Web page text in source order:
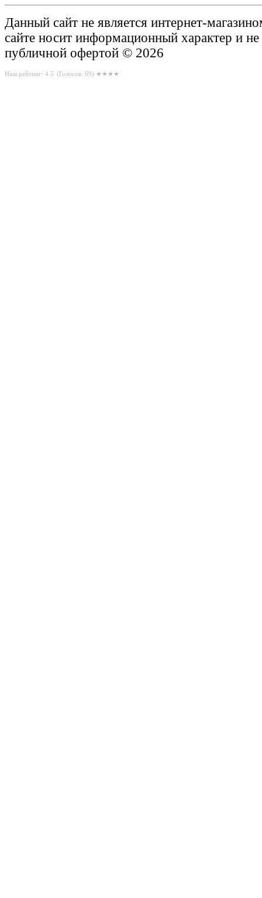
Данный сайт не является интернет-
сайте носит информационный характер и не
публичной офертой © 2026
Наш рейтинг: 4.5 (Голосов: 69) ★★★★